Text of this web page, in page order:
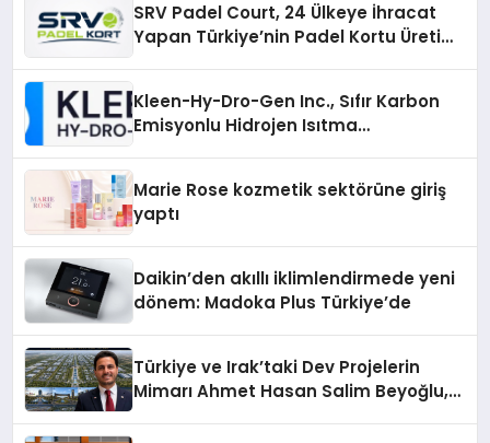
SRV Padel Court, 24 Ülkeye İhracat
Yapan Türkiye’nin Padel Kortu Üretim
Kleen-Hy-Dro-Gen Inc., Sıfır Karbon
Emisyonlu Hidrojen Isıtma
Marie Rose kozmetik sektörüne giriş
yaptı
Daikin’den akıllı iklimlendirmede yeni
dönem: Madoka Plus Türkiye’de
Türkiye ve Irak’taki Dev Projelerin
Mimarı Ahmet Hasan Salim Beyoğlu,